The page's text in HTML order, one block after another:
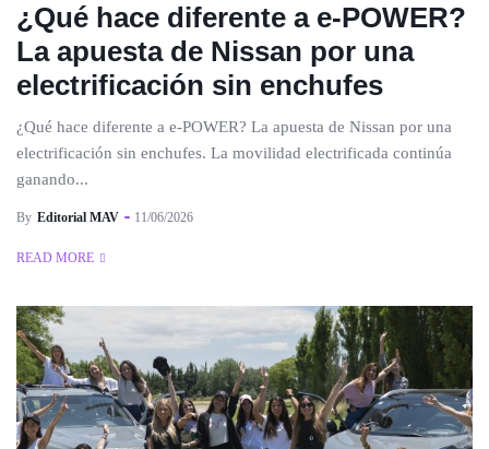
¿Qué hace diferente a e-POWER?
La apuesta de Nissan por una
electrificación sin enchufes
¿Qué hace diferente a e-POWER? La apuesta de Nissan por una
electrificación sin enchufes. La movilidad electrificada continúa
ganando...
By Editorial MAV 11/06/2026
READ MORE